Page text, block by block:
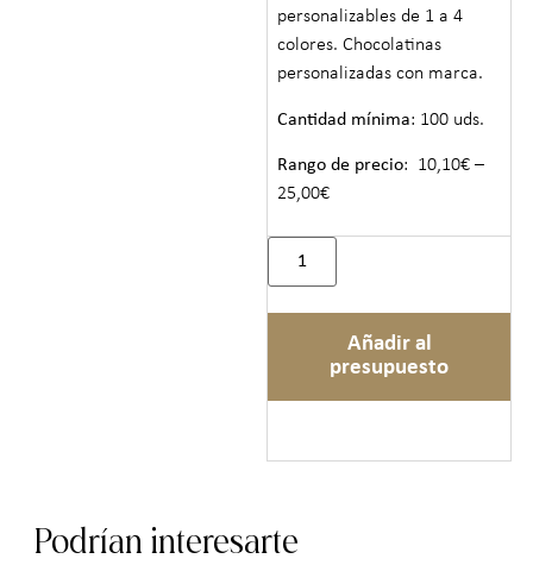
personalizables de 1 a 4
colores. Chocolatinas
personalizadas con marca.
Cantidad mínima: 100 uds.
Rango de precio: 10,10€ –
25,00€
Añadir al
presupuesto
Podrían interesarte